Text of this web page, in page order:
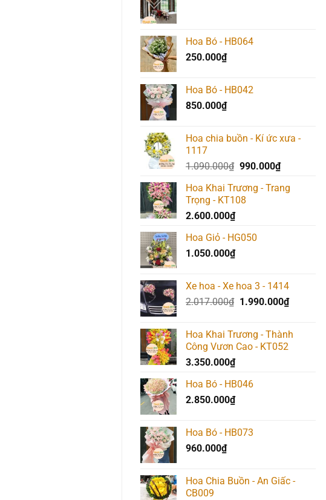
Hoa Bó - HB064
250.000₫
Hoa Bó - HB042
850.000₫
Hoa chia buồn - Kí ức xưa -
1117
1.090.000₫ Giá
là:
1.090.000₫.
990.000₫Giá
tại
Hoa Khai Trương - Trang
Trọng - KT108
2.600.000₫
Hoa Giỏ - HG050
1.050.000₫
Xe hoa - Xe hoa 3 - 1414
2.017.000₫ Giá
2.017.000₫.
1.990.000₫Giá
là:
Hoa Khai Trương - Thành
Công Vươn Cao - KT052
3.350.000₫
Hoa Bó - HB046
2.850.000₫
Hoa Bó - HB073
960.000₫
Hoa Chia Buồn - An Giấc -
CB009